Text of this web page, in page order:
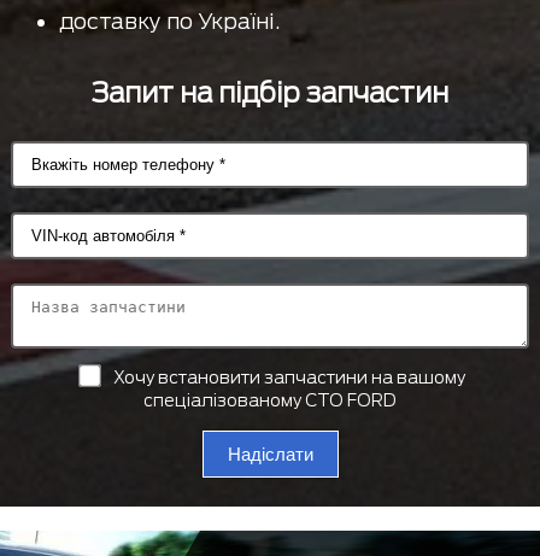
доставку по Україні.
Запит на підбір запчастин
Хочу встановити запчастини на вашому
спеціалізованому СТО FORD
Надіслати